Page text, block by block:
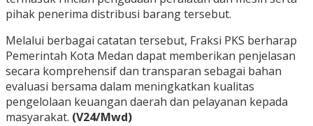
pihak penerima distribusi barang tersebut.
Melalui berbagai catatan tersebut, Fraksi PKS berharap
Pemerintah Kota Medan dapat memberikan penjelasan
secara komprehensif dan transparan sebagai bahan
evaluasi bersama dalam meningkatkan kualitas
pengelolaan keuangan daerah dan pelayanan kepada
masyarakat. (V24/Mwd)